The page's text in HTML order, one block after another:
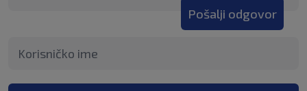
Pošalji odgovor